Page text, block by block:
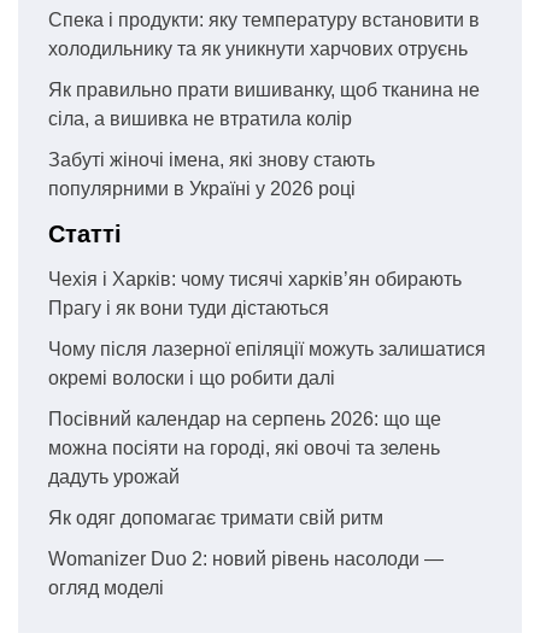
Спека і продукти: яку температуру встановити в
холодильнику та як уникнути харчових отруєнь
Як правильно прати вишиванку, щоб тканина не
сіла, а вишивка не втратила колір
Забуті жіночі імена, які знову стають
популярними в Україні у 2026 році
Статті
Чехія і Харків: чому тисячі харків’ян обирають
Прагу і як вони туди дістаються
Чому після лазерної епіляції можуть залишатися
окремі волоски і що робити далі
Посівний календар на серпень 2026: що ще
можна посіяти на городі, які овочі та зелень
дадуть урожай
Як одяг допомагає тримати свій ритм
Womanizer Duo 2: новий рівень насолоди —
огляд моделі